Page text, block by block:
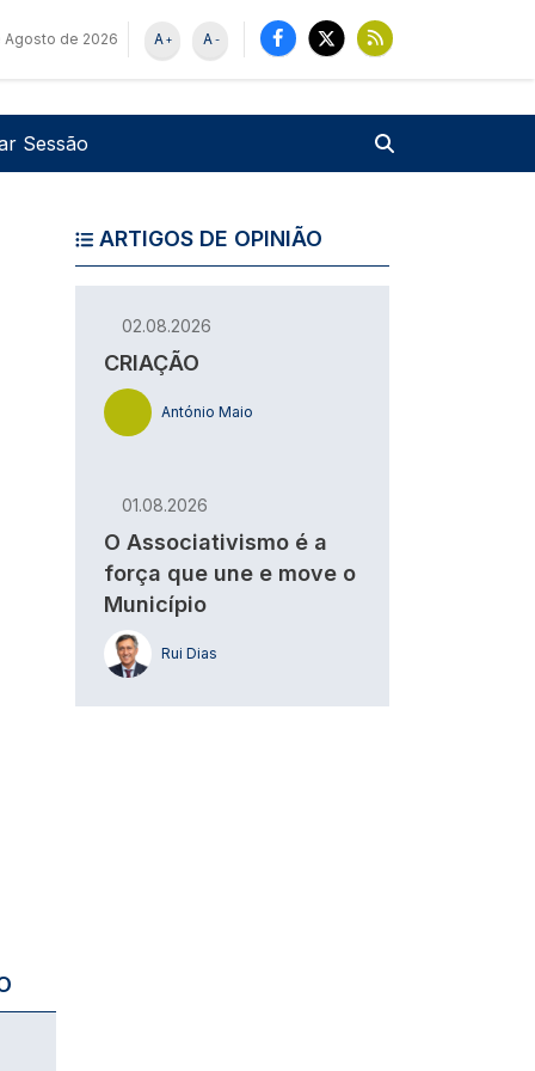
Agosto de 2026 -
A
+
A
de utilizador
Sessão
ARTIGOS DE OPINIÃO
02.08.2026
CRIAÇÃO
António Maio
01.08.2026
O Associativismo é a
força que une e move o
Município
Rui Dias